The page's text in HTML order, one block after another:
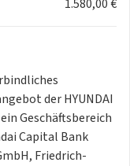
bei E-
&
Ladepausen
1.580,00 €
der HYUNDAI
Geschäftsbereich
Capital Bank
Friedrich-